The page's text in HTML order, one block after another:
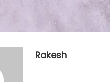
Rakesh